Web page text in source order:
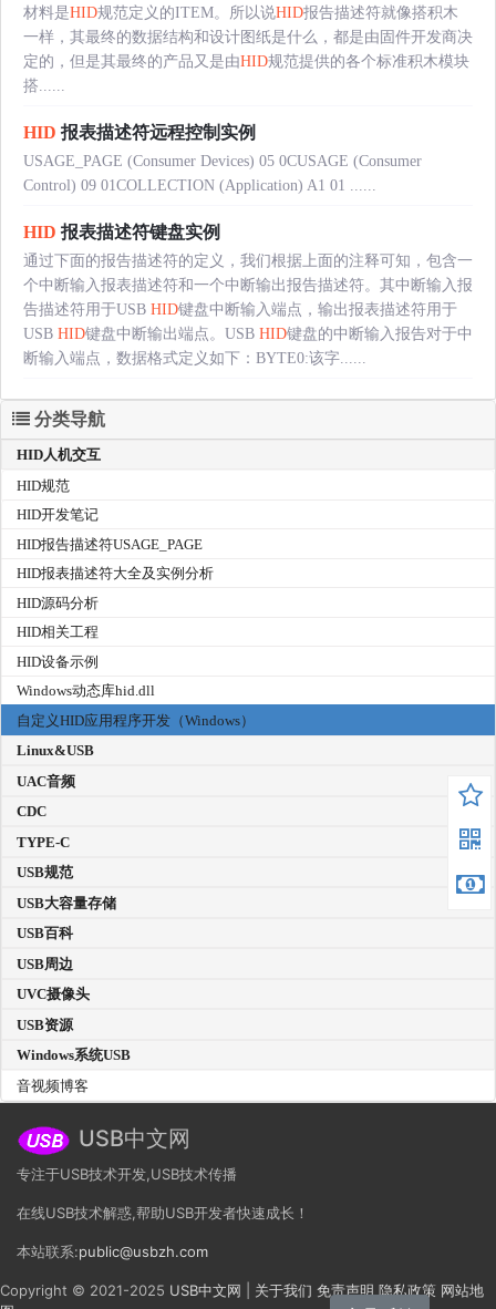
材料是HID规范定义的ITEM。所以说HID报告描述符就像搭积木
一样，其最终的数据结构和设计图纸是什么，都是由固件开发商决
定的，但是其最终的产品又是由HID规范提供的各个标准积木模块
搭......
HID 报表描述符远程控制实例
USAGE_PAGE (Consumer Devices) 05 0CUSAGE (Consumer
Control) 09 01COLLECTION (Application) A1 01 ......
HID 报表描述符键盘实例
通过下面的报告描述符的定义，我们根据上面的注释可知，包含一
个中断输入报表描述符和一个中断输出报告描述符。其中断输入报
告描述符用于USB HID键盘中断输入端点，输出报表描述符用于
USB HID键盘中断输出端点。USB HID键盘的中断输入报告对于中
断输入端点，数据格式定义如下：BYTE0:该字......
分类导航
HID人机交互
HID规范
HID开发笔记
HID报告描述符USAGE_PAGE
HID报表描述符大全及实例分析
HID源码分析
HID相关工程
HID设备示例
Windows动态库hid.dll
自定义HID应用程序开发（Windows）
Linux&USB
UAC音频
CDC
TYPE-C
USB规范
USB大容量存储
USB百科
USB周边
UVC摄像头
USB资源
Windows系统USB
音视频博客
USB中文网
专注于USB技术开发,USB技术传播
在线USB技术解惑,帮助USB开发者快速成长！
本站联系:public@usbzh.com
Copyright © 2021-2025 USB中文网 关于我们 免责声明 隐私政策 网站地